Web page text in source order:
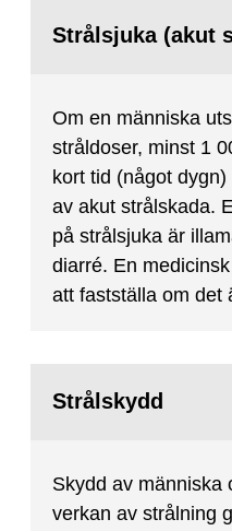
Strålsjuka (akut
Om en människa
stråldoser, minst 1
kort tid (något
av akut strålskada.
på strålsjuka är
diarré. En
att fastställa om det
Strålskydd
Skydd av människa
verkan av strålning